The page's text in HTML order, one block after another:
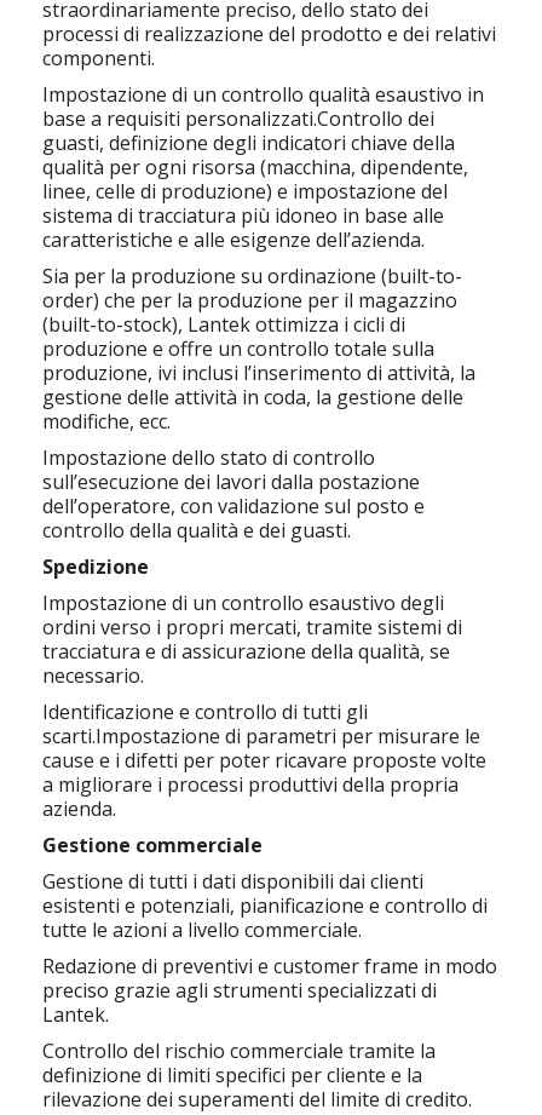
straordinariamente preciso, dello stato dei
processi di realizzazione del prodotto e dei relativi
componenti.
Impostazione di un controllo qualità esaustivo in
base a requisiti personalizzati.Controllo dei
guasti, definizione degli indicatori chiave della
qualità per ogni risorsa (macchina, dipendente,
linee, celle di produzione) e impostazione del
sistema di tracciatura più idoneo in base alle
caratteristiche e alle esigenze dell’azienda.
Sia per la produzione su ordinazione (built-to-
order) che per la produzione per il magazzino
(built-to-stock), Lantek ottimizza i cicli di
produzione e offre un controllo totale sulla
produzione, ivi inclusi l’inserimento di attività, la
gestione delle attività in coda, la gestione delle
modifiche, ecc.
Impostazione dello stato di controllo
sull’esecuzione dei lavori dalla postazione
dell’operatore, con validazione sul posto e
controllo della qualità e dei guasti.
Spedizione
Impostazione di un controllo esaustivo degli
ordini verso i propri mercati, tramite sistemi di
tracciatura e di assicurazione della qualità, se
necessario.
Identificazione e controllo di tutti gli
scarti.Impostazione di parametri per misurare le
cause e i difetti per poter ricavare proposte volte
a migliorare i processi produttivi della propria
azienda.
Gestione commerciale
Gestione di tutti i dati disponibili dai clienti
esistenti e potenziali, pianificazione e controllo di
tutte le azioni a livello commerciale.
Redazione di preventivi e customer frame in modo
preciso grazie agli strumenti specializzati di
Lantek.
Controllo del rischio commerciale tramite la
definizione di limiti specifici per cliente e la
rilevazione dei superamenti del limite di credito.